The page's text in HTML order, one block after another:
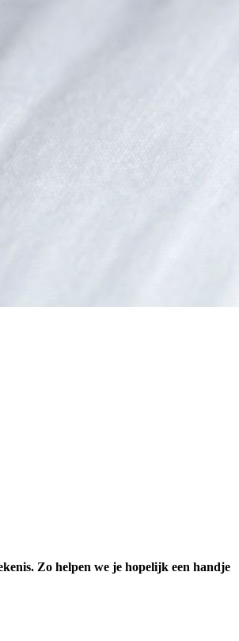
Zo helpen we je hopelijk een handje